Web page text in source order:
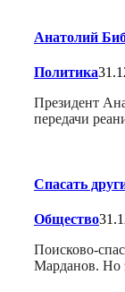
Анатолий
Политика
Президент
передачи
Спасать
Общество
Поисково-
Марданов. Но